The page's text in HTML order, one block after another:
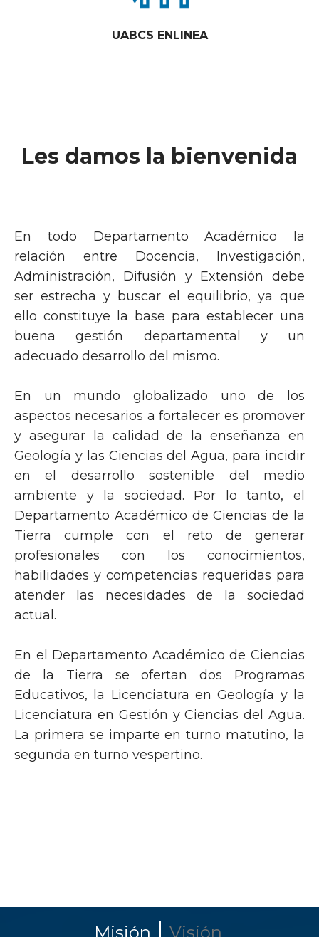
UABCS ENLINEA
Les damos la bienvenida
En todo Departamento Académico la
relación entre Docencia, Investigación,
Administración, Difusión y Extensión debe
ser estrecha y buscar el equilibrio, ya que
ello constituye la base para establecer una
buena gestión departamental y un
adecuado desarrollo del mismo.
En un mundo globalizado uno de los
aspectos necesarios a fortalecer es promover
y asegurar la calidad de la enseñanza en
Geología y las Ciencias del Agua, para incidir
en el desarrollo sostenible del medio
ambiente y la sociedad. Por lo tanto, el
Departamento Académico de Ciencias de la
Tierra cumple con el reto de generar
profesionales con los conocimientos,
habilidades y competencias requeridas para
atender las necesidades de la sociedad
actual.
En el Departamento Académico de Ciencias
de la Tierra se ofertan dos Programas
Educativos, la Licenciatura en Geología y la
Licenciatura en Gestión y Ciencias del Agua.
La primera se imparte en turno matutino, la
segunda en turno vespertino.
Misión Visión